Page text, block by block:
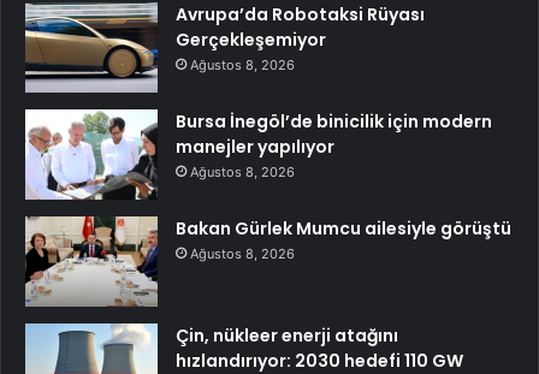
Avrupa’da Robotaksi Rüyası
Gerçekleşemiyor
Ağustos 8, 2026
Bursa İnegöl’de binicilik için modern
manejler yapılıyor
Ağustos 8, 2026
Bakan Gürlek Mumcu ailesiyle görüştü
Ağustos 8, 2026
Çin, nükleer enerji atağını
hızlandırıyor: 2030 hedefi 110 GW